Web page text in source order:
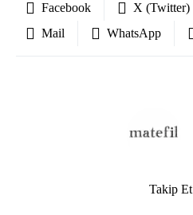
Facebook X (Twitter)
Mail
WhatsApp
Takip Et